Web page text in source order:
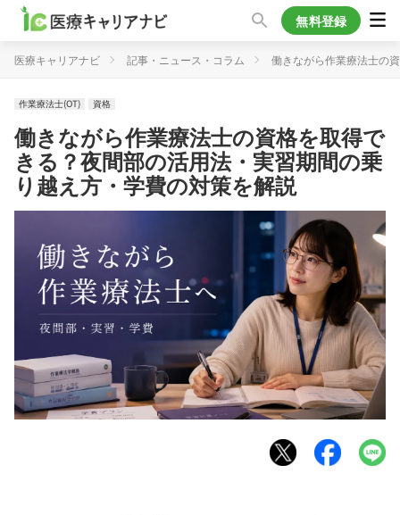
無料登録
医療キャリアナビ 記事・ニュース・コラム 働きながら作業療法士の
作業療法士(OT) 資格
働きながら作業療法士の資格を取得で
きる？夜間部の活用法・実習期間の乗
り越え方・学費の対策を解説